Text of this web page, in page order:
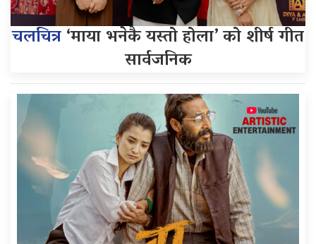
चलचित्र‘माया भनेकै यस्तो होला’ को शीर्ष गीत
सार्वजनिक